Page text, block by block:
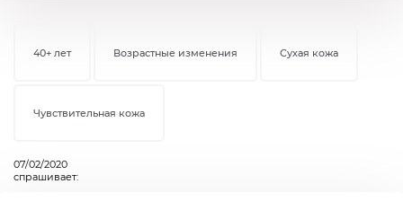
40+ лет Возрастные изменения Сухая кожа
Чувствительная кожа
07/02/2020
спрашивает: